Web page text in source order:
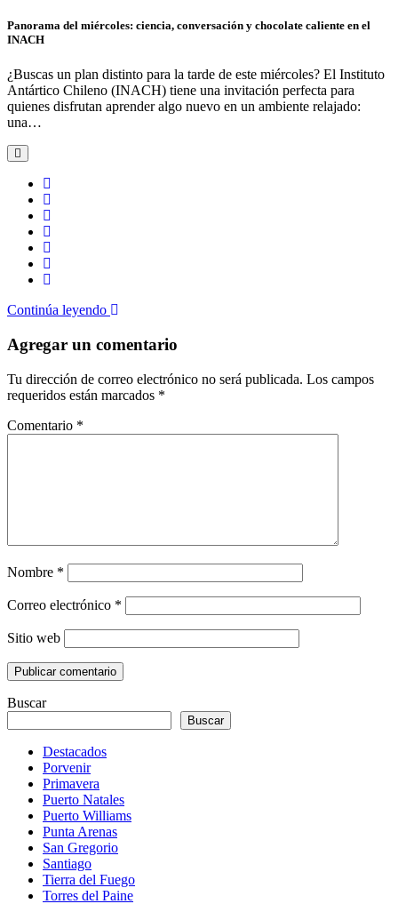
Panorama del miércoles: ciencia, conversación y chocolate caliente en el
INACH
¿Buscas un plan distinto para la tarde de este miércoles? El Instituto
Antártico Chileno (INACH) tiene una invitación perfecta para
quienes disfrutan aprender algo nuevo en un ambiente relajado:
una…
Continúa leyendo
Agregar un comentario
Tu dirección de correo electrónico no será publicada. Los campos
requeridos están marcados *
Comentario *
Nombre *
Correo electrónico *
Sitio web
Buscar
Buscar
Destacados
Porvenir
Primavera
Puerto Natales
Puerto Williams
Punta Arenas
San Gregorio
Santiago
Tierra del Fuego
Torres del Paine